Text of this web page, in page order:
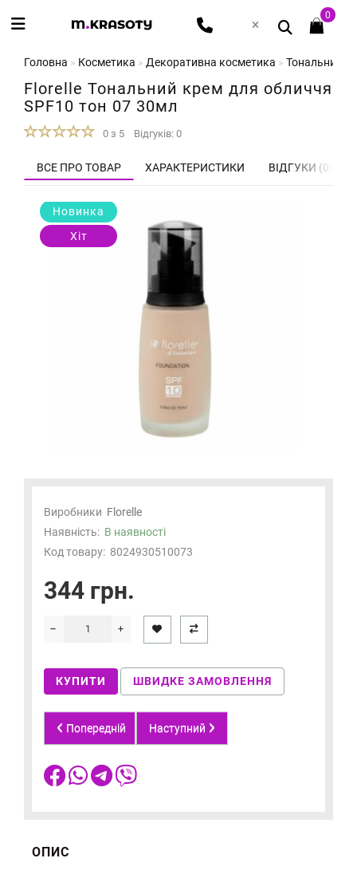
0
Головна Косметика Декоративна косметика Тональний
Florelle Тональний крем для обличчя
SPF10 тон 07 30мл
0 з 5 Відгуків: 0
ВСЕ ПРО ТОВАР ХАРАКТЕРИСТИКИ ВІДГУКИ (0)
Новинка
Хіт
Виробники Florelle
Наявність: В наявності
Код товару: 8024930510073
344 грн.
КУПИТИ ШВИДКЕ ЗАМОВЛЕННЯ
Попередній Наступний
ОПИС